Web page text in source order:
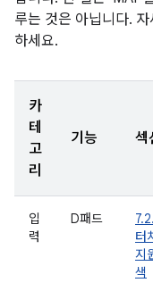
루는 것은 아닙니다.
하세요.
카
테
고
리
기능 섹
입
력
D패드
터
지
색